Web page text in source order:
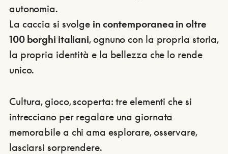
autonomia.
La caccia si svolge in contemporanea in oltre
100 borghi italiani, ognuno con la propria storia,
la propria identità e la bellezza che lo rende
unico.
Cultura, gioco, scoperta: tre elementi che si
intrecciano per regalare una giornata
memorabile a chi ama esplorare, osservare,
lasciarsi sorprendere.